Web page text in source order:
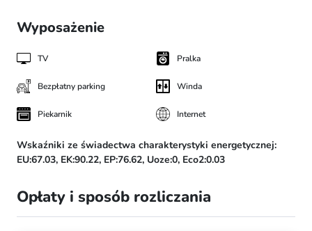
Wyposażenie
TV Pralka
Bezpłatny parking Winda
Piekarnik Internet
Wskaźniki ze świadectwa charakterystyki energetycznej:
EU:67.03, EK:90.22, EP:76.62, Uoze:0, Eco2:0.03
Opłaty i sposób rozliczania